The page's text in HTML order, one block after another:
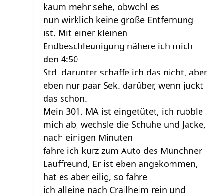
kaum mehr sehe, obwohl es
nun wirklich keine große Entfernung
ist. Mit einer kleinen
Endbeschleunigung nähere ich mich
den 4:50
Std. darunter schaffe ich das nicht, aber
eben nur paar Sek. darüber, wenn juckt
das schon.
Mein 301. MA ist eingetütet, ich rubble
mich ab, wechsle die Schuhe und Jacke,
nach einigen Minuten
fahre ich kurz zum Auto des Münchner
Lauffreund, Er ist eben angekommen,
hat es aber eilig, so fahre
ich alleine nach Crailheim rein und